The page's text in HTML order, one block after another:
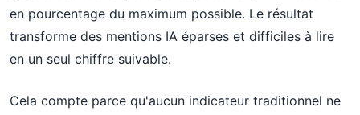
en pourcentage du maximum possible. Le résultat
transforme des mentions IA éparses et difficiles à lire
en un seul chiffre suivable.
Cela compte parce qu'aucun indicateur traditionnel ne